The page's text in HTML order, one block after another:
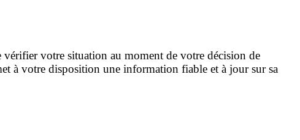
votre situation au moment de votre décision de
à votre disposition une information fiable et à jour sur sa